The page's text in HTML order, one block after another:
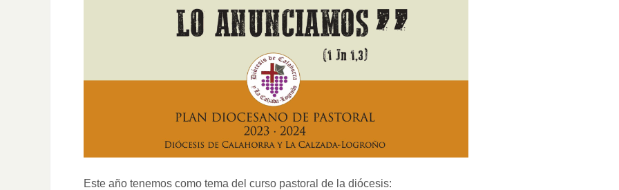
Este año tenemos como tema del curso pastoral de la diócesis: